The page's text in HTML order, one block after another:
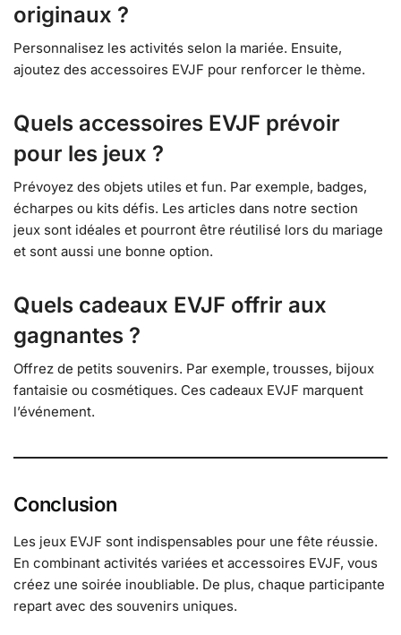
originaux ?
Personnalisez les activités selon la mariée. Ensuite,
ajoutez des accessoires EVJF pour renforcer le thème.
Quels accessoires EVJF prévoir
pour les jeux ?
Prévoyez des objets utiles et fun. Par exemple, badges,
écharpes ou kits défis. Les articles dans notre section
jeux sont idéales et pourront être réutilisé lors du mariage
et sont aussi une bonne option.
Quels cadeaux EVJF offrir aux
gagnantes ?
Offrez de petits souvenirs. Par exemple, trousses, bijoux
fantaisie ou cosmétiques. Ces cadeaux EVJF marquent
l’événement.
Conclusion
Les jeux EVJF sont indispensables pour une fête réussie.
En combinant activités variées et accessoires EVJF, vous
créez une soirée inoubliable. De plus, chaque participante
repart avec des souvenirs uniques.